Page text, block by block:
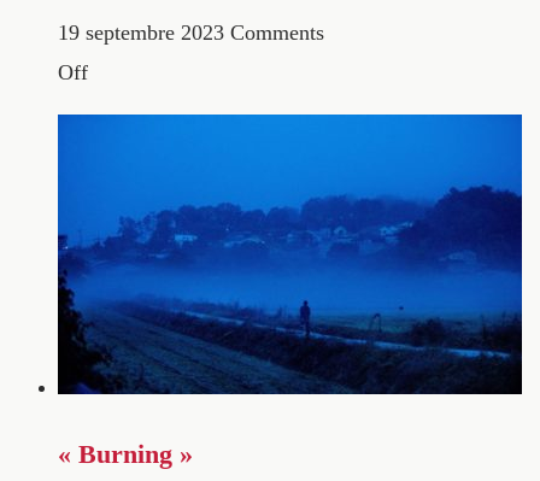
19 septembre 2023 Comments
Off
« Burning »